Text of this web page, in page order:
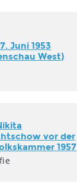
Juni 1953
West)
vor der
1957